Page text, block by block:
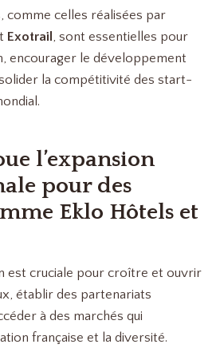
comme celles réalisées par
Exotrail , sont essentielles pour
encourager le développement
la compétitivité des start-
l’expansion
pour des
Eklo Hôtels et
est cruciale pour croître et ouvrir
établir des partenariats
à des marchés qui
française et la diversité.